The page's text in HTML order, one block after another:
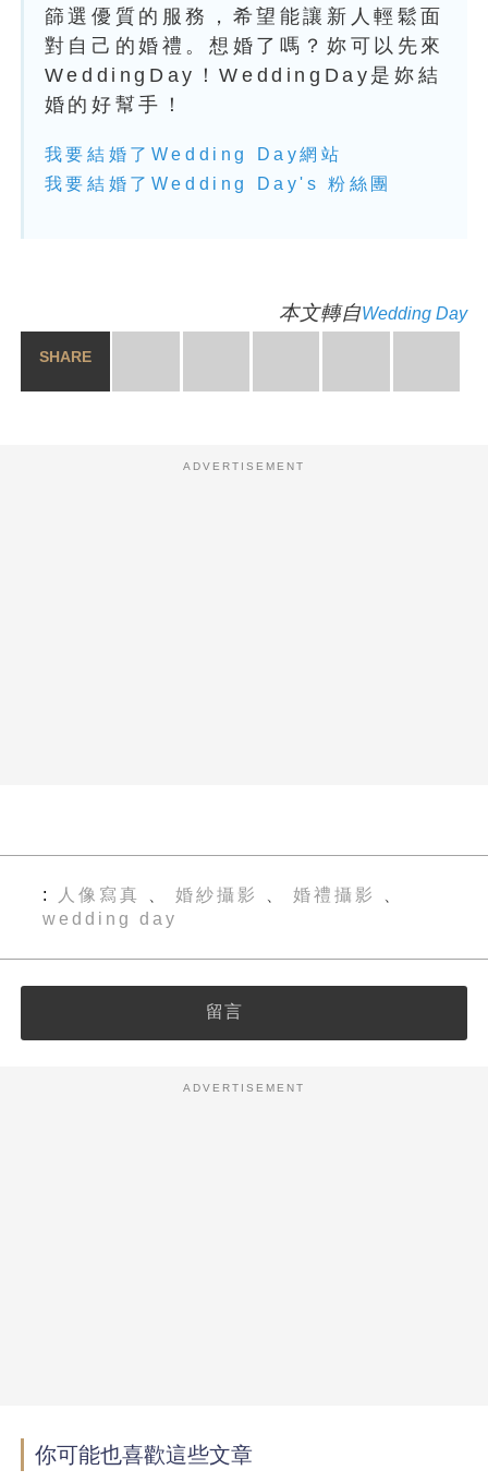
篩選優質的服務，希望能讓新人輕鬆面
對自己的婚禮。想婚了嗎？妳可以先來
WeddingDay！WeddingDay是妳結
婚的好幫手！
我要結婚了Wedding Day網站
我要結婚了Wedding Day's 粉絲團
本文轉自Wedding Day
SHARE
ADVERTISEMENT
人像寫真 婚紗攝影 婚禮攝影
wedding day
留言
ADVERTISEMENT
你可能也喜歡這些文章